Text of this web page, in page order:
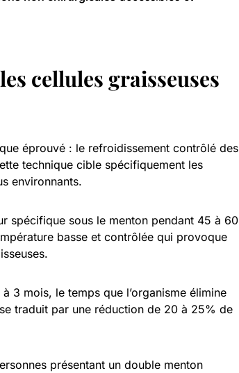
cellules graisseuses
éprouvé : le refroidissement contrôlé des
technique cible spécifiquement les
environnants.
spécifique sous le menton pendant 45 à 60
basse et contrôlée qui provoque
3 mois, le temps que l’organisme élimine
traduit par une réduction de 20 à 25% de
présentant un double menton